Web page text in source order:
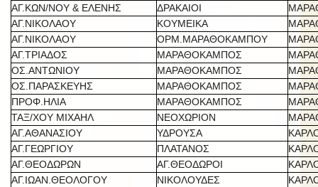
ΑΓ.ΚΩΝ/ΝΟΥ & ΕΛΕΝΗΣ
ΔΡΑΚΑΙΟΙ
ΑΓ.ΝΙΚΟΛΑΟΥ
ΚΟΥΜΕΙΚΑ
ΑΓ.ΝΙΚΟΛΑΟΥ
ΟΡΜ.ΜΑΡΑΘΟΚΑΜΠΟΥ
ΑΓ.ΤΡΙΑΔΟΣ
ΜΑΡΑΘΟΚΑΜΠΟΣ
ΟΣ.ΑΝΤΩΝΙΟΥ
ΜΑΡΑΘΟΚΑΜΠΟΣ
ΟΣ.ΠΑΡΑΣΚΕΥΗΣ
ΜΑΡΑΘΟΚΑΜΠΟΣ
ΠΡΟΦ.ΗΛΙΑ
ΜΑΡΑΘΟΚΑΜΠΟΣ
ΤΑΞ/ΧΟΥ ΜΙΧΑΗΛ
ΝΕΟΧΩΡΙΟΝ
ΑΓ.ΑΘΑΝΑΣΙΟΥ
ΥΔΡΟΥΣΑ
ΑΓ.ΓΕΩΡΓΙΟΥ
ΠΛΑΤΑΝΟΣ
ΑΓ.ΘΕΟΔΩΡΩΝ
ΑΓ.ΘΕΟΔΩΡΟΙ
ΑΓ.ΙΩΑΝ.ΘΕΟΛΟΓΟΥ
ΝΙΚΟΛΟΥΔΕΣ